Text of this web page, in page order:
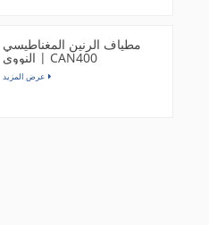
مطياف الرنين المغناطيسي
النووي | CAN400
عرض المزيد